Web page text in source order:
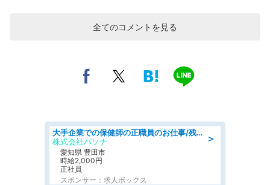
全てのコメントを見る
＞
大手企業での保健師の正職員のお仕事/残業なし/要資格:保健師
株式会社パソナ
愛知県 豊田市
時給2,000円
正社員
スポンサー：求人ボックス